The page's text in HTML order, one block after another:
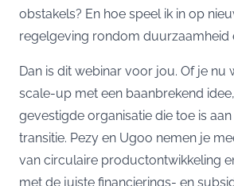
obstakels? En hoe speel ik in op
regelgeving rondom duurzaamheid
Dan is dit webinar voor jou. Of je nu
scale-up met een baanbrekend
gevestigde organisatie die toe is
transitie. Pezy en Ugoo nemen je
van circulaire productontwikkeling
met de juiste financierings- en